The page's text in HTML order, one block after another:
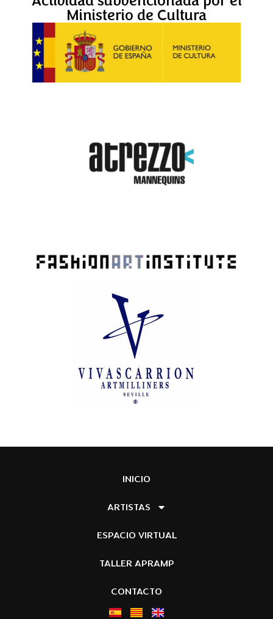
Ministerio de Cultura
INICIO
ARTISTAS
ESPACIO VIRTUAL
TALLER APRAMP
CONTACTO